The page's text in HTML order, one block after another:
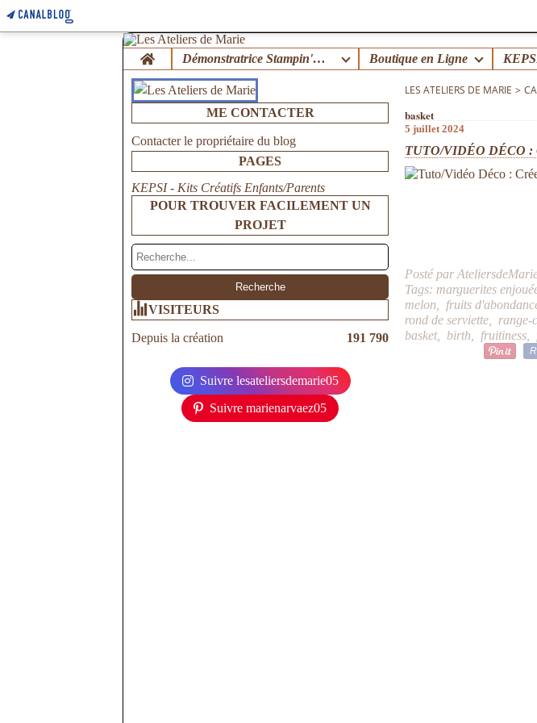
Home Démonstratrice Stampin'Up ! Boutique en Ligne
ME CONTACTER
Contacter le propriétaire du blog
PAGES
KEPSI - Kits Créatifs Enfants/Parents
POUR TROUVER FACILEMENT UN
PROJET
VISITEURS
Depuis la création 191 790
Suivre lesateliersdemarie05
Suivre marienarvaez05
LES ATELIERS DE MARIE >
basket
5 juillet 2024
TUTO/VIDÉO DÉCO
Posté par
Tags: marguerites
melon
fruits
rond de serviette
range-
basket, birth fruitiness